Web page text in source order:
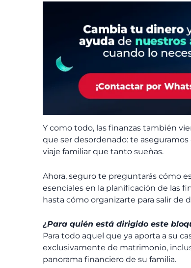
Y como todo, las finanzas también
que ser desordenado: te
viaje familiar que tanto sueñas.
Ahora, seguro te preguntarás cómo
esenciales en la planificación de las
hasta cómo organizarte para salir de
¿Para quién está dirigido este
Para todo aquel que ya aporta a su
exclusivamente de matrimonio,
panorama financiero de su familia.